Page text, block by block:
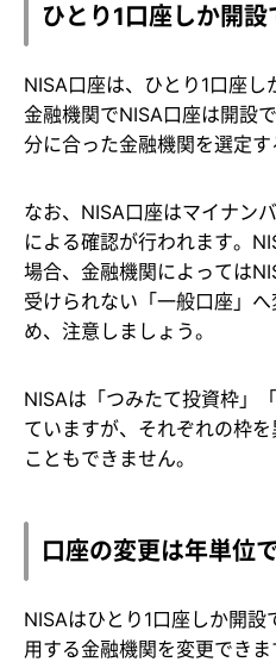
ひとり1口座しか開設
NISA口座は、ひとり1口座
金融機関でNISA口座は開設
分に合った金融機関を選定す
なお、NISA口座はマイナン
による確認が行われます。
場合、金融機関によっては
受けられない「一般口座」
め、注意しましょう。
NISAは「つみたて投資枠」
ていますが、それぞれの枠
こともできません。
口座の変更は年単位
NISAはひとり1口座しか開
用する金融機関を変更でき